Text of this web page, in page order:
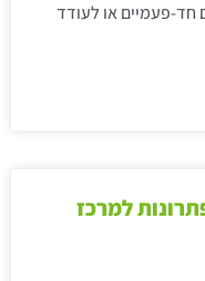
פעמיים או לעודד
למרכז